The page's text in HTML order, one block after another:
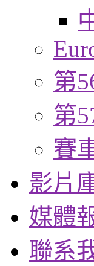
第
第
賽
影片
媒體
聯系